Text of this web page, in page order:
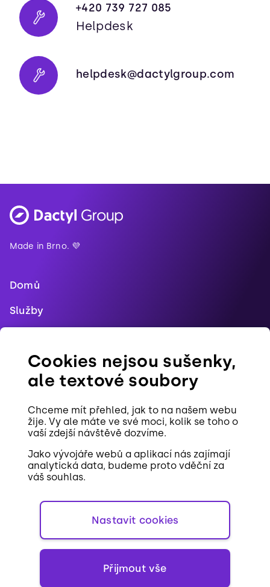
+420 739 727 085
Helpdesk
helpdesk@dactylgroup.com
Cookies nejsou sušenky,
ale textové soubory
Chceme mít přehled, jak to na našem webu
žije. Vy ale máte ve své moci, kolik se toho o
vaší zdejší návštěvě dozvíme.
Jako vývojáře webů a aplikací nás zajímají
analytická data, budeme proto vděční za
váš souhlas.
Nastavit cookies
Přijmout vše
Made in Brno. 💜
Domů
Služby
Reference
Pracovní pozice
Kontakt
Cookies
Při poskytování služeb nám pomáhají cookies.
Používáním webu s tím vyjadřujete souhlas.